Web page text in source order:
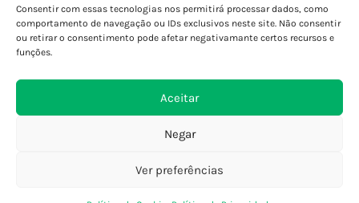
Consentir com essas tecnologias nos permitirá processar dados, como
comportamento de navegação ou IDs exclusivos neste site. Não consentir
ou retirar o consentimento pode afetar negativamante certos recursos e
funções.
Aceitar
Negar
Ver preferências
Custos de Envio
Encomendas Internacionais
Devoluções e Trocas